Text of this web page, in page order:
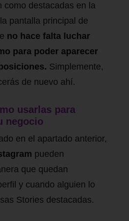
como destacadas en la
pantalla principal de
no hace falta luchar
para poder aparecer
Simplemente,
de nuevo ahí.
usarlas para
negocio
en el apartado anterior,
pueden
que quedan
y cuando alguien lo
Stories destacadas.